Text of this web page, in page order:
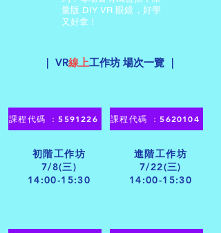
量版 DIY VR 眼鏡，好學
又好拿！
｜ VR線上工作坊 場次一覽 ｜
課程代碼 ：5591226
初階工作坊
7/8(三)
14:00-15:30
課程代碼 ：5620104
進階工作坊
7/22(三)
14:00-15:30